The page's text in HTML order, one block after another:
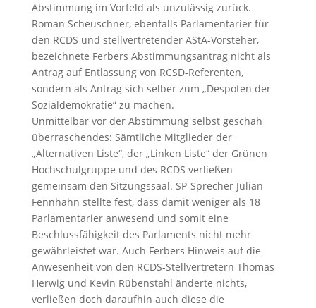
Abstimmung im Vorfeld als unzulässig zurück.
Roman Scheuschner, ebenfalls Parlamentarier für
den RCDS und stellvertretender AStA-Vorsteher,
bezeichnete Ferbers Abstimmungsantrag nicht als
Antrag auf Entlassung von RCSD-Referenten,
sondern als Antrag sich selber zum „Despoten der
Sozialdemokratie“ zu machen.
Unmittelbar vor der Abstimmung selbst geschah
überraschendes: Sämtliche Mitglieder der
„Alternativen Liste“, der „Linken Liste“ der Grünen
Hochschulgruppe und des RCDS verließen
gemeinsam den Sitzungssaal. SP-Sprecher Julian
Fennhahn stellte fest, dass damit weniger als 18
Parlamentarier anwesend und somit eine
Beschlussfähigkeit des Parlaments nicht mehr
gewährleistet war. Auch Ferbers Hinweis auf die
Anwesenheit von den RCDS-Stellvertretern Thomas
Herwig und Kevin Rübenstahl änderte nichts,
verließen doch daraufhin auch diese die